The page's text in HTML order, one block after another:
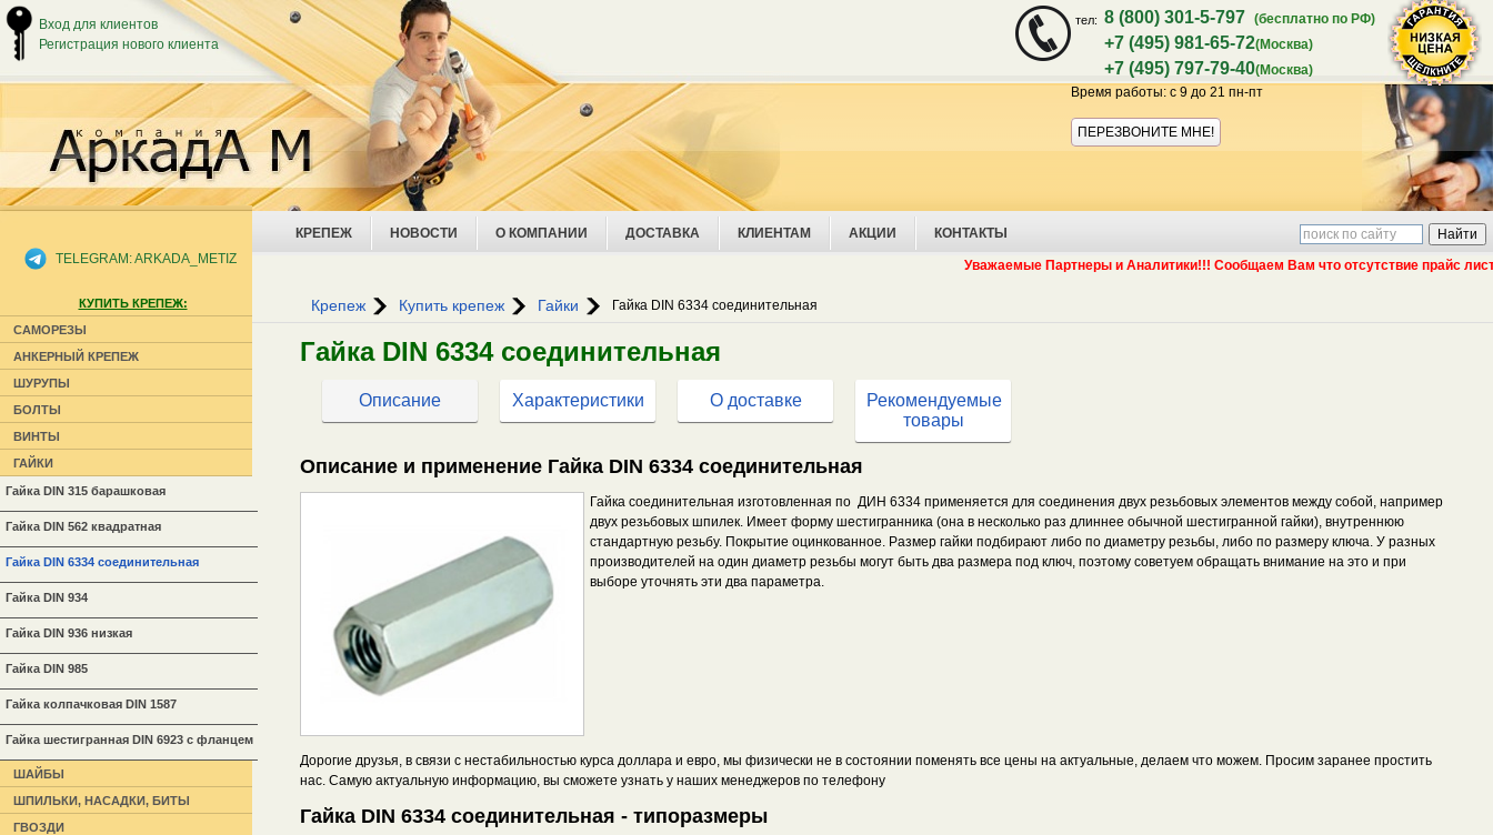
тел: 8 (800) 301-5-797 (бесплатно по РФ)
+7 (495) 981-65-72(Москва)
+7 (495) 797-79-40(Москва)
Время работы: с 9 до 21 пн-пт
ПЕРЕЗВОНИТЕ МНЕ!
Акция:
низкой цены!
КРЕПЕЖ НОВОСТИ О КОМПАНИИ ДОСТАВКА КЛИЕНТАМ АКЦИИ КОНТАКТЫ
Уважаемые Партнеры и Аналитики!!! Сообщаем Вам что отсутствие прайс листа и
Крепеж Купить крепеж Гайки Гайка DIN 6334 соединительная
Гайка DIN 6334 соединительная
Описание Характеристики О доставке
Рекомендуемые
товары
Описание и применение Гайка DIN 6334 соединительная
Гайка соединительная изготовленная по ДИН 6334 применяется для соединения двух резьбовых элементов между собой, например
двух резьбовых шпилек. Имеет форму шестигранника (она в несколько раз длиннее обычной шестигранной гайки), внутреннюю
стандартную резьбу. Покрытие оцинкованное. Размер гайки подбирают либо по диаметру резьбы, либо по размеру ключа. У разных
производителей на один диаметр резьбы могут быть два размера под ключ, поэтому советуем обращать внимание на это и при
выборе уточнять эти два параметра.
Дорогие друзья, в связи с нестабильностью курса доллара и евро, мы физически не в состоянии поменять все цены на актуальные, делаем что можем. Просим заранее простить
нас. Самую актуальную информацию, вы сможете узнать у наших менеджеров по телефону
Гайка DIN 6334 соединительная - типоразмеры
TELEGRAM: ARKADA_METIZ
КУПИТЬ КРЕПЕЖ:
САМОРЕЗЫ
АНКЕРНЫЙ КРЕПЕЖ
ШУРУПЫ
БОЛТЫ
ВИНТЫ
ГАЙКИ
Гайка DIN 315 барашковая
Гайка DIN 562 квадратная
Гайка DIN 6334 соединительная
Гайка DIN 934
Гайка DIN 936 низкая
Гайка DIN 985
Гайка колпачковая DIN 1587
Гайка шестигранная DIN 6923 с фланцем
ШАЙБЫ
ШПИЛЬКИ, НАСАДКИ, БИТЫ
ГВОЗДИ
Вход для клиентов
Регистрация нового клиента